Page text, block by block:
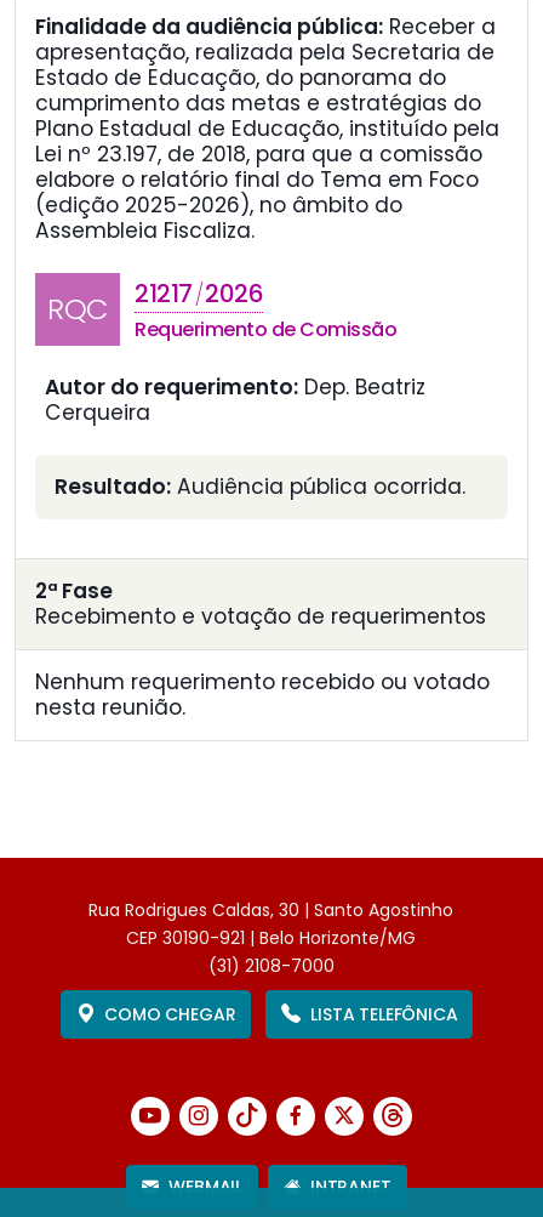
Finalidade da audiência pública: Receber a
apresentação, realizada pela Secretaria de
Estado de Educação, do panorama do
cumprimento das metas e estratégias do
Plano Estadual de Educação, instituído pela
Lei nº 23.197, de 2018, para que a comissão
elabore o relatório final do Tema em Foco
(edição 2025-2026), no âmbito do
Assembleia Fiscaliza.
RQC 21217/2026
Requerimento de Comissão
Autor do requerimento: Dep. Beatriz
Cerqueira
Resultado: Audiência pública ocorrida.
2ª Fase
Recebimento e votação de requerimentos
Nenhum requerimento recebido ou votado
nesta reunião.
Rua Rodrigues Caldas, 30 | Santo Agostinho
CEP 30190-921 | Belo Horizonte/MG
(31) 2108-7000
COMO CHEGAR
LISTA TELEFÔNICA
WEBMAIL INTRANET